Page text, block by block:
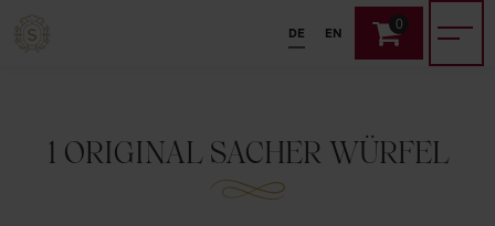
DE EN
0
1 ORIGINAL SACHER WÜRFEL